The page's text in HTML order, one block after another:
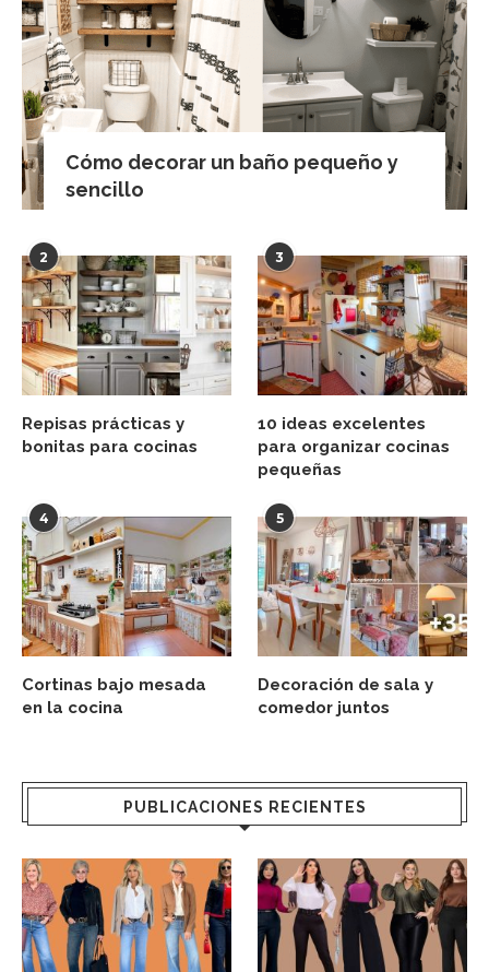
Cómo decorar un baño pequeño y
sencillo
2
Repisas prácticas y
bonitas para cocinas
3
10 ideas excelentes
para organizar cocinas
pequeñas
4
Cortinas bajo mesada
en la cocina
5
Decoración de sala y
comedor juntos
PUBLICACIONES RECIENTES